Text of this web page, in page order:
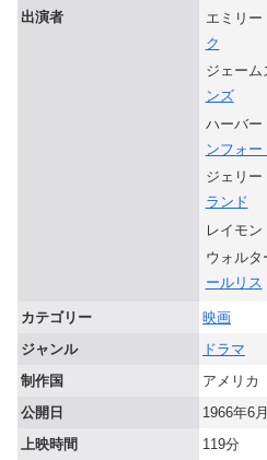
出演者
エミリー
ク
ジェーム
ンズ
ハーバー
ンフォー
ジェリー
ランド
レイモン
ウォルタ
ールリス
カテゴリー
映画
ジャンル
ドラマ
制作国
アメリカ
公開日
1966年6
上映時間
119分